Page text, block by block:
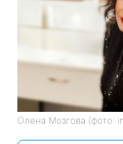
Олена Мозгова (фото: